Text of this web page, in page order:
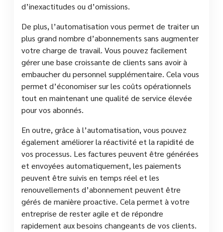
d’inexactitudes ou d’omissions.
De plus, l’automatisation vous permet de traiter un
plus grand nombre d’abonnements sans augmenter
votre charge de travail. Vous pouvez facilement
gérer une base croissante de clients sans avoir à
embaucher du personnel supplémentaire. Cela vous
permet d’économiser sur les coûts opérationnels
tout en maintenant une qualité de service élevée
pour vos abonnés.
En outre, grâce à l’automatisation, vous pouvez
également améliorer la réactivité et la rapidité de
vos processus. Les factures peuvent être générées
et envoyées automatiquement, les paiements
peuvent être suivis en temps réel et les
renouvellements d’abonnement peuvent être
gérés de manière proactive. Cela permet à votre
entreprise de rester agile et de répondre
rapidement aux besoins changeants de vos clients.